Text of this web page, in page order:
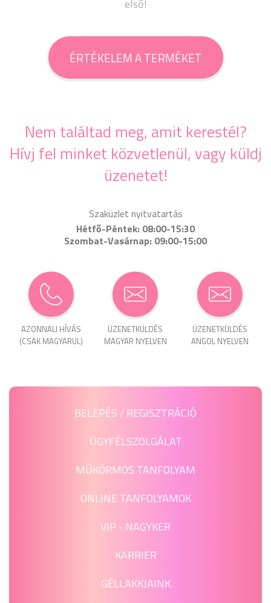
első!
ÉRTÉKELEM A TERMÉKET
Nem találtad meg, amit kerestél?
Hívj fel minket közvetlenül, vagy küldj
üzenetet!
Szaküzlet nyitvatartás
Hétfő-Péntek: 08:00-15:30
Szombat-Vasárnap: 09:00-15:00
AZONNALI HÍVÁS
(CSAK MAGYARUL)
ÜZENET­KÜLDÉS
MAGYAR NYELVEN
ÜZENET­KÜLDÉS
ANGOL NYELVEN
BELÉPÉS / REGISZTRÁCIÓ
ÜGYFÉLSZOLGÁLAT
MŰKÖRMÖS TANFOLYAM
ONLINE TANFOLYAMOK
VIP - NAGYKER
KARRIER
GÉLLAKKJAINK